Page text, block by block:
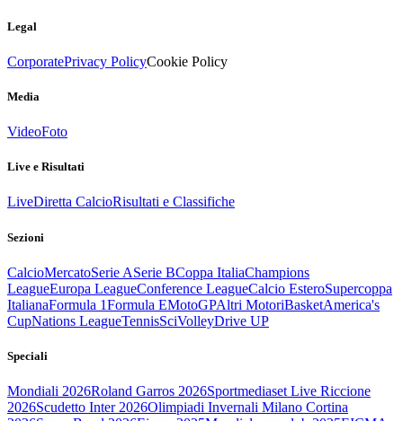
Legal
CorporatePrivacy PolicyCookie Policy
Media
VideoFoto
Live e Risultati
LiveDiretta CalcioRisultati e Classifiche
Sezioni
CalcioMercatoSerie ASerie BCoppa ItaliaChampions
LeagueEuropa LeagueConference LeagueCalcio EsteroSupercoppa
ItalianaFormula 1Formula EMotoGPAltri MotoriBasketAmerica's
CupNations LeagueTennisSciVolleyDrive UP
Speciali
Mondiali 2026Roland Garros 2026Sportmediaset Live Riccione
2026Scudetto Inter 2026Olimpiadi Invernali Milano Cortina